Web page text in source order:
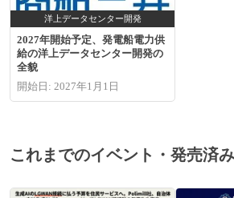
洋上データセンター開発
2027年開始予定、発電船電力供
給の洋上データセンター開発の
全貌
開始日: 2027年1月1日
これまでのイベント・発売済